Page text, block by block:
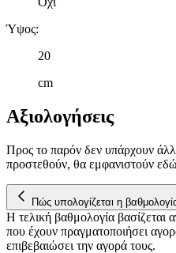
Ύψος:
20
cm
Αξιολογήσεις
Προς το παρόν δεν υπάρχουν
προστεθούν, θα εμφανιστούν
Πώς υπολογίζεται η
Η τελική βαθμολογία βασίζεται
που έχουν πραγματοποιήσει
επιβεβαιώσει την αγορά τους.